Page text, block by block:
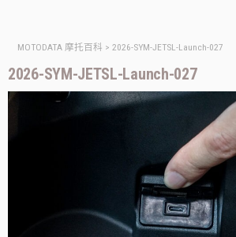
MOTODATA 摩托百科 > 2026-SYM-JETSL-Launch-027
2026-SYM-JETSL-Launch-027